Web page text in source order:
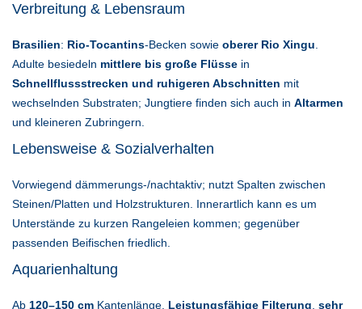
Verbreitung & Lebensraum
Brasilien: Rio-Tocantins-Becken sowie oberer Rio Xingu
Adulte besiedeln mittlere bis große Flüsse in
Schnellflussstrecken und ruhigeren Abschnitten mit
wechselnden Substraten; Jungtiere finden sich auch in Altarmen
und kleineren Zubringern.
Lebensweise & Sozialverhalten
Vorwiegend dämmerungs-/nachtaktiv; nutzt Spalten zwischen
Steinen/Platten und Holzstrukturen. Innerartlich kann es um
Unterstände zu kurzen Rangeleien kommen; gegenüber
passenden Beifischen friedlich.
Aquarienhaltung
Ab 120–150 cm Kantenlänge. Leistungsfähige Filterung sehr